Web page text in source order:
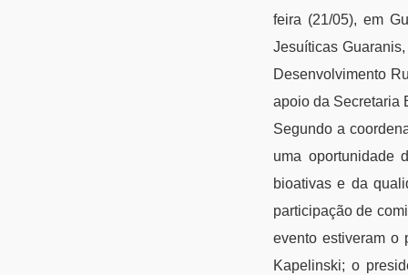
feira (21/05), em
Jesuíticas
Desenvolvimento
apoio da Secretaria
Segundo a
uma oportunidade
bioativas e da
participação de
evento estiveram o
Kapelinski; o